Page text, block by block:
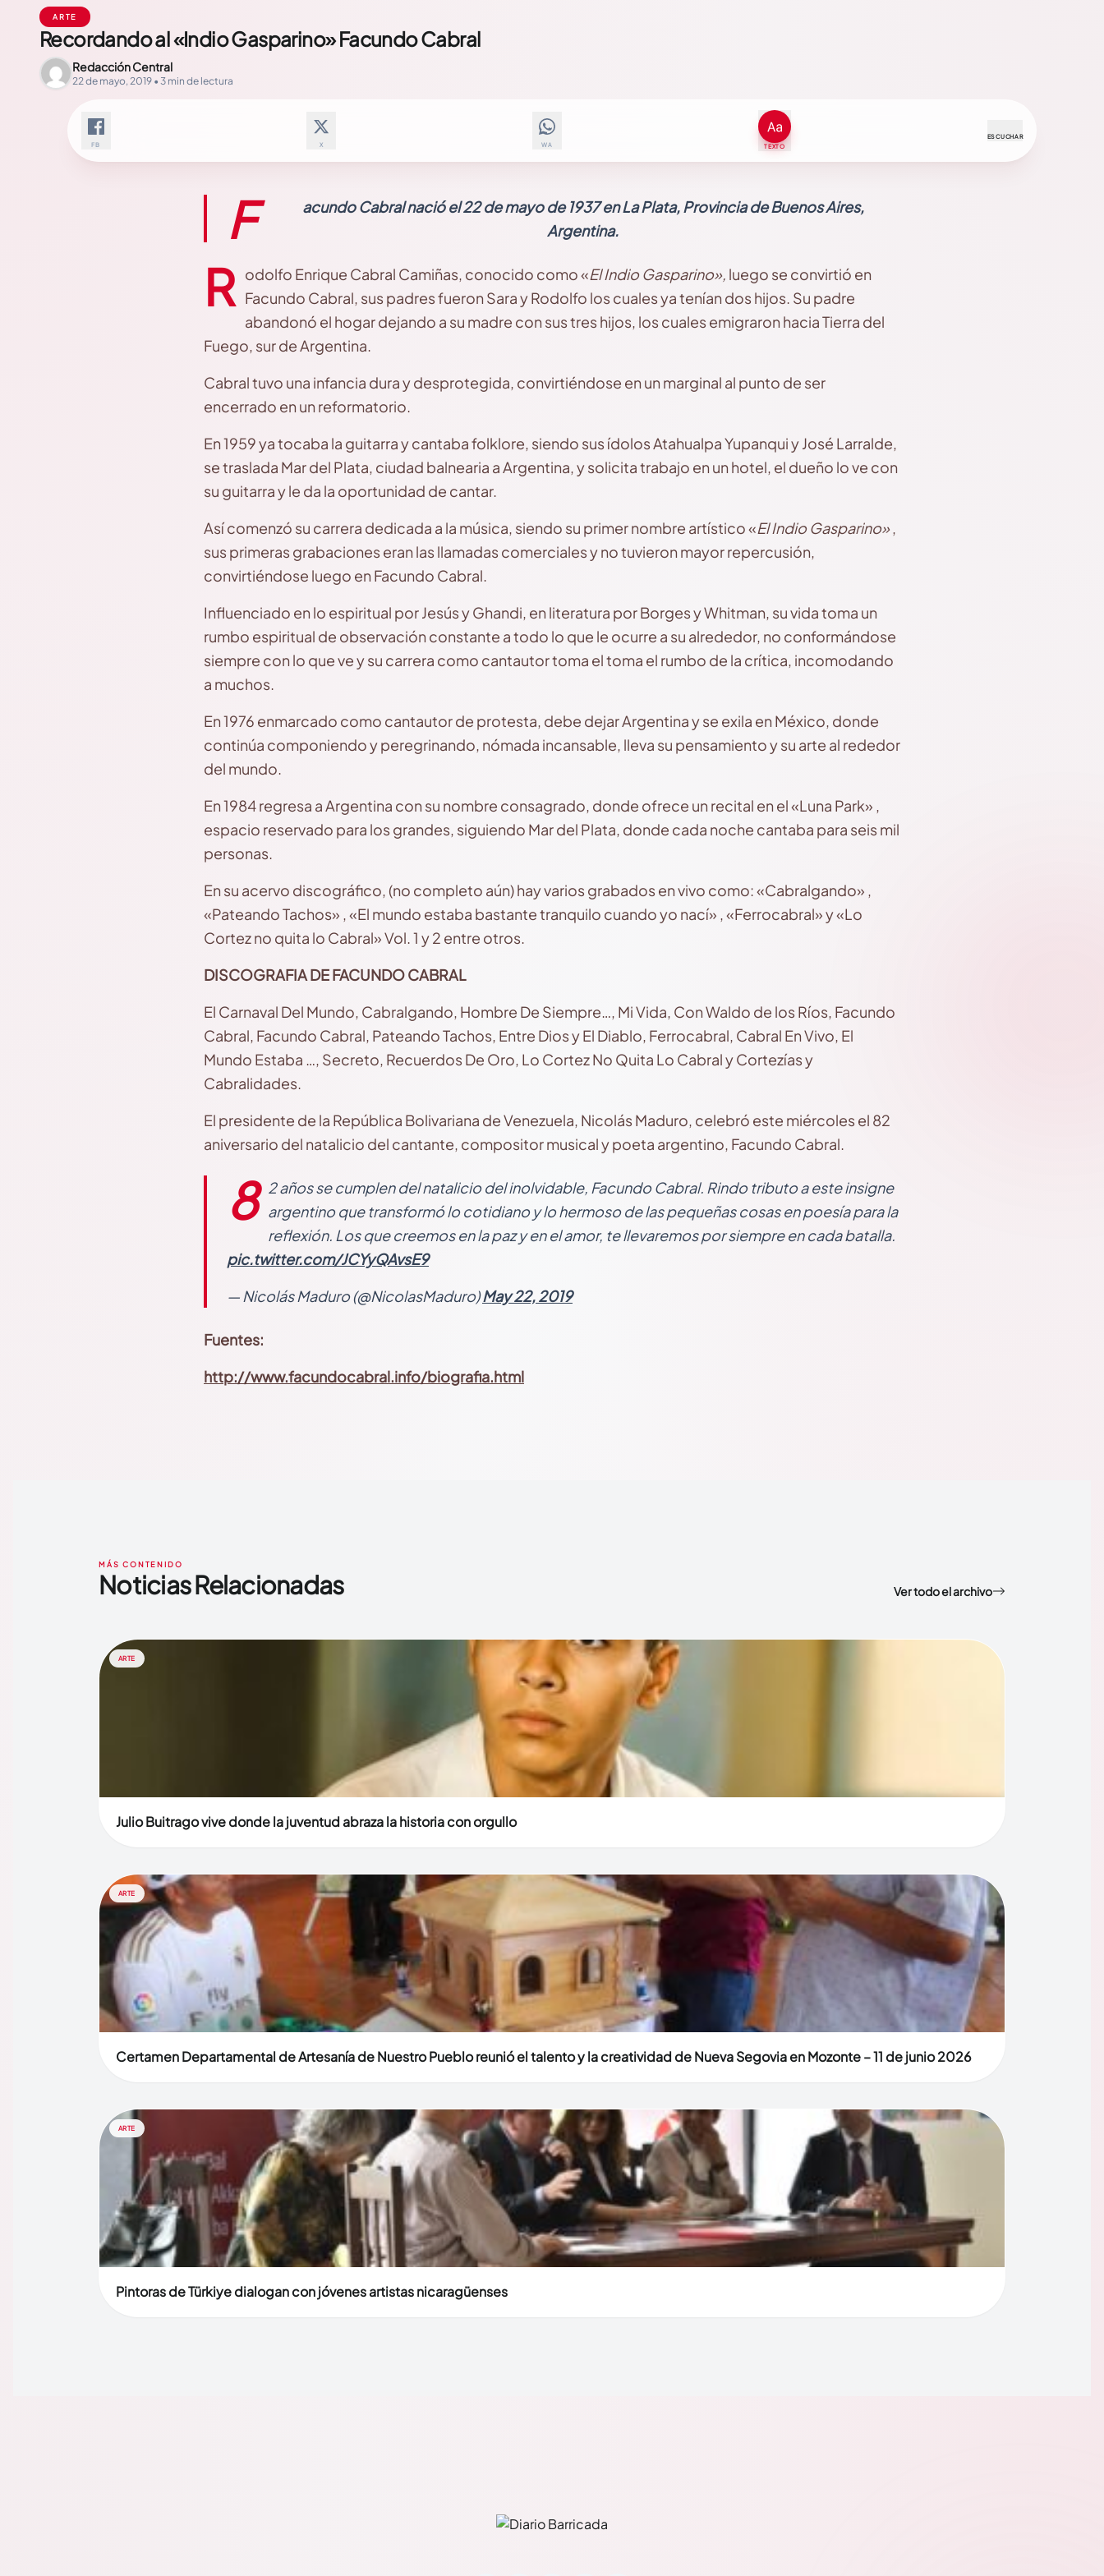
ARTE
Recordando al «Indio Gasparino» Facundo Cabral
Redacción Central
22 de mayo, 2019 • 3 min de lectura
FB X WA TEXTO
ESCUCHAR
F
acundo Cabral nació el 22 de mayo de 1937 en La Plata, Provincia de Buenos Aires,
Argentina.
R odolfo Enrique Cabral Camiñas, conocido como «El Indio Gasparino», luego se convirtió en
Facundo Cabral, sus padres fueron Sara y Rodolfo los cuales ya tenían dos hijos. Su padre
abandonó el hogar dejando a su madre con sus tres hijos, los cuales emigraron hacia Tierra del
Fuego, sur de Argentina.
Cabral tuvo una infancia dura y desprotegida, convirtiéndose en un marginal al punto de ser
encerrado en un reformatorio.
En 1959 ya tocaba la guitarra y cantaba folklore, siendo sus ídolos Atahualpa Yupanqui y José Larralde,
se traslada Mar del Plata, ciudad balnearia a Argentina, y solicita trabajo en un hotel, el dueño lo ve con
su guitarra y le da la oportunidad de cantar.
Así comenzó su carrera dedicada a la música, siendo su primer nombre artístico «El Indio Gasparino»,
sus primeras grabaciones eran las llamadas comerciales y no tuvieron mayor repercusión,
convirtiéndose luego en Facundo Cabral.
Influenciado en lo espiritual por Jesús y Ghandi, en literatura por Borges y Whitman, su vida toma un
rumbo espiritual de observación constante a todo lo que le ocurre a su alrededor, no conformándose
siempre con lo que ve y su carrera como cantautor toma el toma el rumbo de la crítica, incomodando
a muchos.
En 1976 enmarcado como cantautor de protesta, debe dejar Argentina y se exila en México, donde
continúa componiendo y peregrinando, nómada incansable, lleva su pensamiento y su arte al rededor
del mundo.
En 1984 regresa a Argentina con su nombre consagrado, donde ofrece un recital en el «Luna Park» ,
espacio reservado para los grandes, siguiendo Mar del Plata, donde cada noche cantaba para seis mil
personas.
En su acervo discográfico, (no completo aún) hay varios grabados en vivo como: «Cabralgando» ,
«Pateando Tachos» , «El mundo estaba bastante tranquilo cuando yo nací» , «Ferrocabral» y «Lo
Cortez no quita lo Cabral» Vol. 1 y 2 entre otros.
DISCOGRAFIA DE FACUNDO CABRAL
El Carnaval Del Mundo, Cabralgando, Hombre De Siempre…, Mi Vida, Con Waldo de los Ríos, Facundo
Cabral, Facundo Cabral, Pateando Tachos, Entre Dios y El Diablo, Ferrocabral, Cabral En Vivo, El
Mundo Estaba …, Secreto, Recuerdos De Oro, Lo Cortez No Quita Lo Cabral y Cortezías y
Cabralidades.
El presidente de la República Bolivariana de Venezuela, Nicolás Maduro, celebró este miércoles el 82
aniversario del natalicio del cantante, compositor musical y poeta argentino, Facundo Cabral.
8 2 años se cumplen del natalicio del inolvidable, Facundo Cabral. Rindo tributo a este insigne
argentino que transformó lo cotidiano y lo hermoso de las pequeñas cosas en poesía para la
reflexión. Los que creemos en la paz y en el amor, te llevaremos por siempre en cada batalla.
pic.twitter.com/JCYyQAvsE9
— Nicolás Maduro (@NicolasMaduro)May 22, 2019
Fuentes:
http://www.facundocabral.info/biografia.html
MÁS CONTENIDO
Noticias Relacionadas Ver todo el archivo
ARTE
Julio Buitrago vive donde la juventud abraza la historia con orgullo
ARTE
Certamen Departamental de Artesanía de Nuestro Pueblo reunió el talento y la creatividad de Nueva Segovia en Mozonte – 11 de junio 2026
ARTE
Pintoras de Türkiye dialogan con jóvenes artistas nicaragüenses